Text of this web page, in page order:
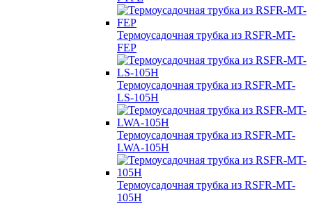
Термоусадочная трубка из RSFR-MT-
FEP
Термоусадочная трубка из RSFR-MT-
LS-105H
Термоусадочная трубка из RSFR-MT-
LWA-105H
Термоусадочная трубка из RSFR-MT-
105H